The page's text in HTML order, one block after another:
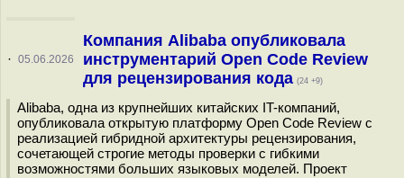
· 05.06.2026
Компания Alibaba опубликовала
инструментарий Open Code Review
для рецензирования кода (24 +9)
Alibaba, одна из крупнейших китайских IT-компаний,
опубликовала открытую платформу Open Code Review с
реализацией гибридной архитектуры рецензирования,
сочетающей строгие методы проверки с гибкими
возможностями больших языковых моделей. Проект